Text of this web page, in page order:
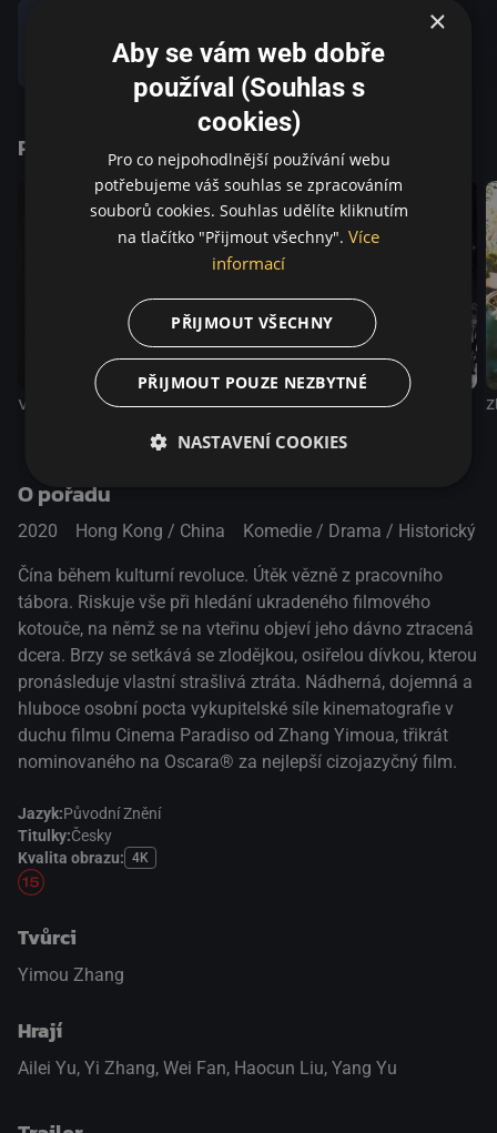
duchu filmu Cinema Paradiso od Zhang Yimoua, třikrát
nominovaného na Oscara® za nejlepší cizojazyčný film.
Podobné tituly
V prach se navrátíš Assassin Velmistr
O pořadu
2020 Hong Kong / China Komedie / Drama / Historický
Čína během kulturní revoluce. Útěk vězně z pracovního
tábora. Riskuje vše při hledání ukradeného filmového
kotouče, na němž se na vteřinu objeví jeho dávno ztracená
dcera. Brzy se setkává se zlodějkou, osiřelou dívkou, kterou
pronásleduje vlastní strašlivá ztráta. Nádherná, dojemná a
hluboce osobní pocta vykupitelské síle kinematografie v
duchu filmu Cinema Paradiso od Zhang Yimoua, třikrát
nominovaného na Oscara® za nejlepší cizojazyčný film.
Jazyk:Původní Znění
Titulky:Česky
Kvalita obrazu: 4K
Tvůrci
Yimou Zhang
Hrají
Ailei Yu, Yi Zhang, Wei Fan, Haocun Liu, Yang Yu
×
Aby se vám web dobře
používal (Souhlas s
cookies)
Pro co nejpohodlnější používání webu
potřebujeme váš souhlas se zpracováním
souborů cookies. Souhlas udělíte kliknutím
na tlačítko "Přijmout všechny". Více
informací
PŘIJMOUT VŠECHNY
PŘIJMOUT POUZE NEZBYTNÉ
NASTAVENÍ COOKIES